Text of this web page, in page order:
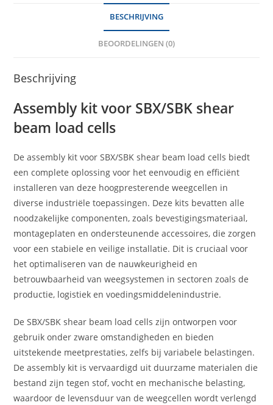
BESCHRIJVING
BEOORDELINGEN (0)
Beschrijving
Assembly kit voor SBX/SBK shear
beam load cells
De assembly kit voor SBX/SBK shear beam load cells biedt
een complete oplossing voor het eenvoudig en efficiënt
installeren van deze hoogpresterende weegcellen in
diverse industriële toepassingen. Deze kits bevatten alle
noodzakelijke componenten, zoals bevestigingsmateriaal,
montageplaten en ondersteunende accessoires, die zorgen
voor een stabiele en veilige installatie. Dit is cruciaal voor
het optimaliseren van de nauwkeurigheid en
betrouwbaarheid van weegsystemen in sectoren zoals de
productie, logistiek en voedingsmiddelenindustrie.
De SBX/SBK shear beam load cells zijn ontworpen voor
gebruik onder zware omstandigheden en bieden
uitstekende meetprestaties, zelfs bij variabele belastingen.
De assembly kit is vervaardigd uit duurzame materialen die
bestand zijn tegen stof, vocht en mechanische belasting,
waardoor de levensduur van de weegcellen wordt verlengd